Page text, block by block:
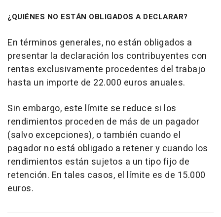
¿QUIÉNES NO ESTÁN OBLIGADOS A DECLARAR?
En términos generales, no están obligados a
presentar la declaración los contribuyentes con
rentas exclusivamente procedentes del trabajo
hasta un importe de 22.000 euros anuales.
Sin embargo, este límite se reduce si los
rendimientos proceden de más de un pagador
(salvo excepciones), o también cuando el
pagador no está obligado a retener y cuando los
rendimientos están sujetos a un tipo fijo de
retención. En tales casos, el límite es de 15.000
euros.